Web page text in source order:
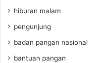
hiburan malam
pengunjung
badan pangan nasional
bantuan pangan